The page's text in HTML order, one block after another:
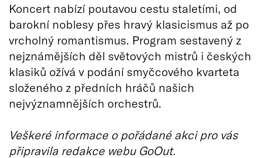
Koncert nabízí poutavou cestu staletími, od
barokní noblesy přes hravý klasicismus až po
vrcholný romantismus. Program sestavený z
nejznámějších děl světových mistrů i českých
klasiků ožívá v podání smyčcového kvarteta
složeného z předních hráčů našich
nejvýznamnějších orchestrů.
Veškeré informace o pořádané akci pro vás
připravila redakce webu GoOut.